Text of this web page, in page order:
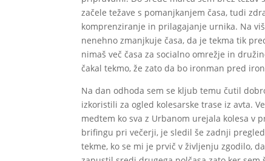
začele težave s pomanjkanjem časa, tudi
komprenziranje in prilagajanje urnika. Na
nenehno zmanjkuje časa, da je tekma tik
nimaš več časa za socialno omrežje in
čakal tekmo, že zato da bo ironman pred
Na dan odhoda sem se kljub temu čutil
izkoristili za ogled kolesarske trase iz avta.
medtem ko sva z Urbanom urejala kolesa v
brifingu pri večerji, je sledil še zadnji
tekme, ko se mi je prvič v življenju zgodilo,